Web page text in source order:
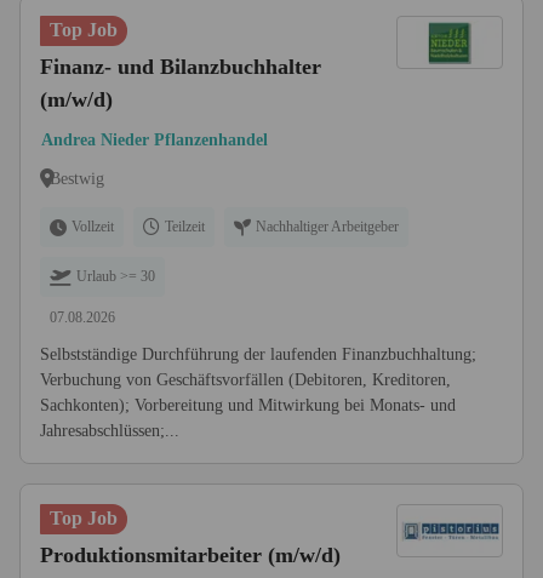
Top Job
Finanz- und Bilanzbuchhalter
(m/w/d)
Andrea Nieder Pflanzenhandel
Bestwig
Vollzeit Teilzeit Nachhaltiger Arbeitgeber
Urlaub >= 30
07.08.2026
Selbstständige Durchführung der laufenden Finanzbuchhaltung;
Verbuchung von Geschäftsvorfällen (Debitoren, Kreditoren,
Sachkonten); Vorbereitung und Mitwirkung bei Monats- und
Jahresabschlüssen;...
Top Job
Produktionsmitarbeiter (m/w/d)